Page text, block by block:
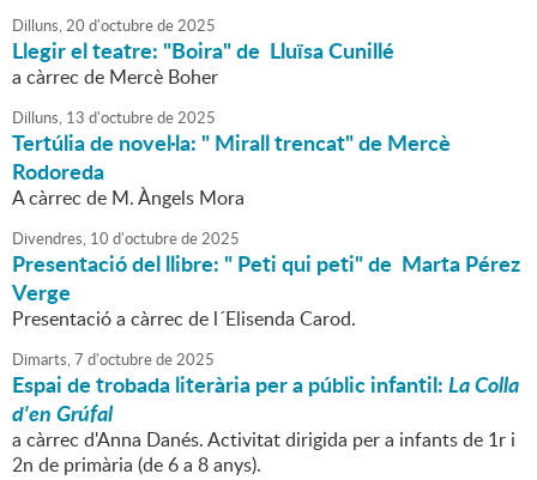
Dilluns,20 d'octubrede2025
Llegir el teatre: "Boira" de Lluïsa Cunillé
a càrrec de Mercè Boher
Dilluns, 13 d'octubrede2025
Tertúlia de novel·la: " Mirall trencat" de Mercè
Rodoreda
A càrrec de M. Àngels Mora
Divendres, 10 d'octubrede2025
Presentació del llibre: " Peti qui peti" de Marta Pérez
Verge
Presentació a càrrec de l´Elisenda Carod.
Dimarts,7 d'octubrede2025
Espai de trobada literària per a públic infantil:La Colla
d'en Grúfal
a càrrec d'Anna Danés. Activitat dirigida per a infants de 1r i
2n de primària (de 6 a 8 anys).